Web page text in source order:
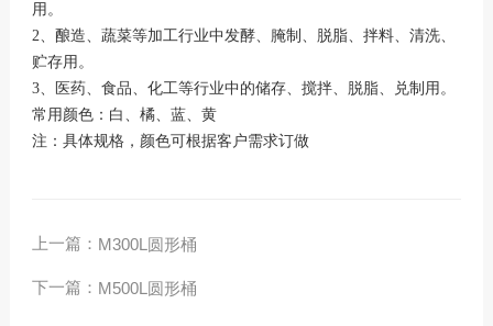
用。
2、酿造、蔬菜等加工行业中发酵、腌制、脱脂、拌料、清洗、
贮存用。
3、医药、食品、化工等行业中的储存、搅拌、脱脂、兑制用。
常用颜色：白、橘、蓝、黄
注：具体规格，颜色可根据客户需求订做
上一篇： M300L圆形桶
下一篇： M500L圆形桶